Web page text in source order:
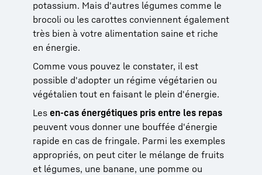
potassium. Mais d'autres légumes comme le
brocoli ou les carottes conviennent également
très bien à votre alimentation saine et riche
en énergie.
Comme vous pouvez le constater, il est
possible d'adopter un régime végétarien ou
végétalien tout en faisant le plein d'énergie.
Les en-cas énergétiques pris entre les repas
peuvent vous donner une bouffée d'énergie
rapide en cas de fringale. Parmi les exemples
appropriés, on peut citer le mélange de fruits
et légumes, une banane, une pomme ou